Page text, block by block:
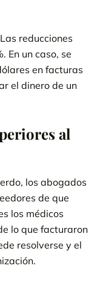
reducciones
En un caso, se
en facturas
el dinero de un
al
los abogados
de que
los médicos
lo que facturaron
resolverse y el